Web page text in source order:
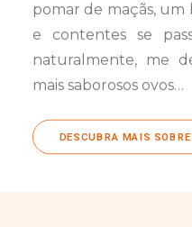
pomar de maçãs, um
e contentes se
naturalmente, me
mais saborosos ovos…
DESCUBRA MAIS